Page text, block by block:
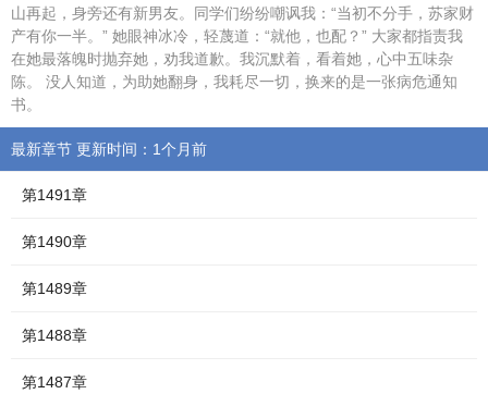
山再起，身旁还有新男友。同学们纷纷嘲讽我：“当初不分手，苏家财
产有你一半。” 她眼神冰冷，轻蔑道：“就他，也配？” 大家都指责我
在她最落魄时抛弃她，劝我道歉。我沉默着，看着她，心中五味杂
陈。 没人知道，为助她翻身，我耗尽一切，换来的是一张病危通知
书。
最新章节 更新时间：1个月前
第1491章
第1490章
第1489章
第1488章
第1487章